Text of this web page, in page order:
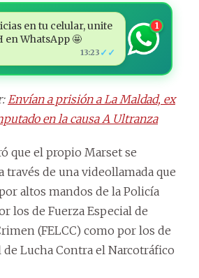
en tu celular, unite
en WhatsApp 🤩
13:23 ✓✓
1
Envían a prisión a La Maldad, ex
en la causa A Ultranza
que el propio Marset se
través de una videollamada que
altos mandos de la Policía
los de Fuerza Especial de
(FELCC) como por los de
de Lucha Contra el Narcotráfico